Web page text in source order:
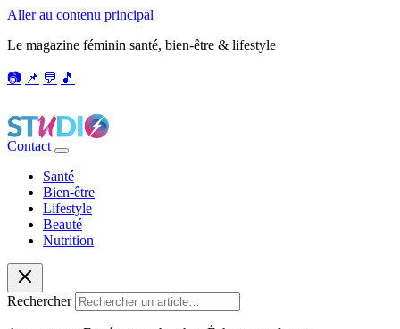
Aller au contenu principal
Le magazine féminin santé, bien-être & lifestyle
📷 📌 💬 🎵
Contact
Santé
Bien-être
Lifestyle
Beauté
Nutrition
Rechercher